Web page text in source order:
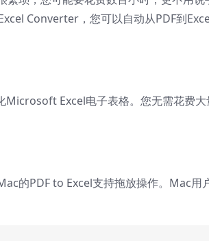
Converter，您可以自动从PDF到
Microsoft Excel电子表格。您无需花费大
的PDF to Excel支持拖放操作。Mac用